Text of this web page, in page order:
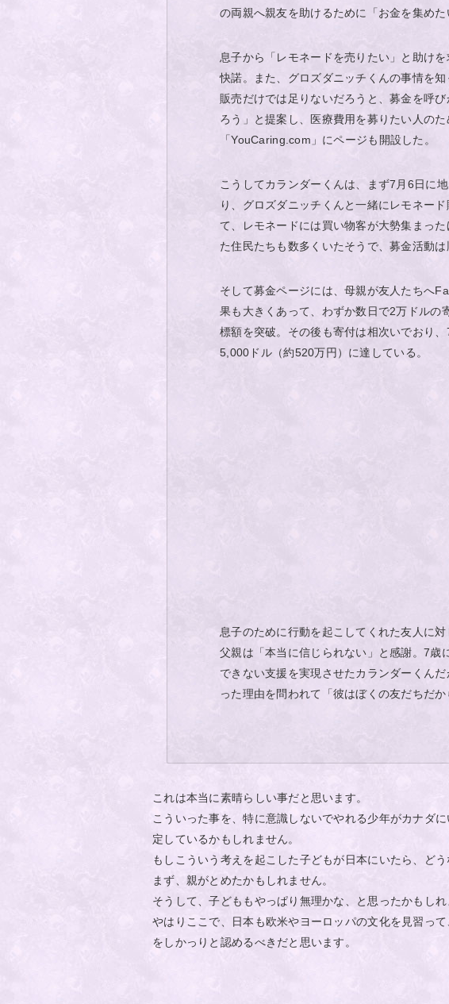
の両親へ親友を助けるために「お金を集めた
息子から「レモネードを売りたい」と助け
快諾。また、グロズダニッチくんの事情を
販売だけでは足りないだろうと、募金を呼
ろう」と提案し、医療費用を募りたい人のた
「YouCaring.com」にページも開設した。
こうしてカランダーくんは、まず7月6日に
り、グロズダニッチくんと一緒にレモネー
て、レモネードには買い物客が大勢集まっ
た住民たちも数多くいたそうで、募金活動は
そして募金ページには、母親が友人たちへ
果も大きくあって、わずか数日で2万ドルの
標額を突破。その後も寄付は相次いでおり
5,000ドル（約520万円）に達している。
息子のために行動を起こしてくれた友人に
父親は「本当に信じられない」と感謝。7歳
できない支援を実現させたカランダーくん
った理由を問われて「彼はぼくの友だちだか
これは本当に素晴らしい事だと思います。
こういった事を、特に意識しないでやれる少年がカナダ
定しているかもしれません。
もしこういう考えを起こした子どもが日本にいたら、どう
まず、親がとめたかもしれません。
そうして、子どももやっぱり無理かな、と思ったかもしれ
やはりここで、日本も欧米やヨーロッパの文化を見習っ
をしかっりと認めるべきだと思います。